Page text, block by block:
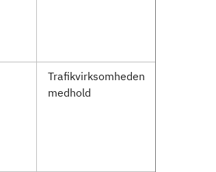
Trafikvirksomheden
medhold